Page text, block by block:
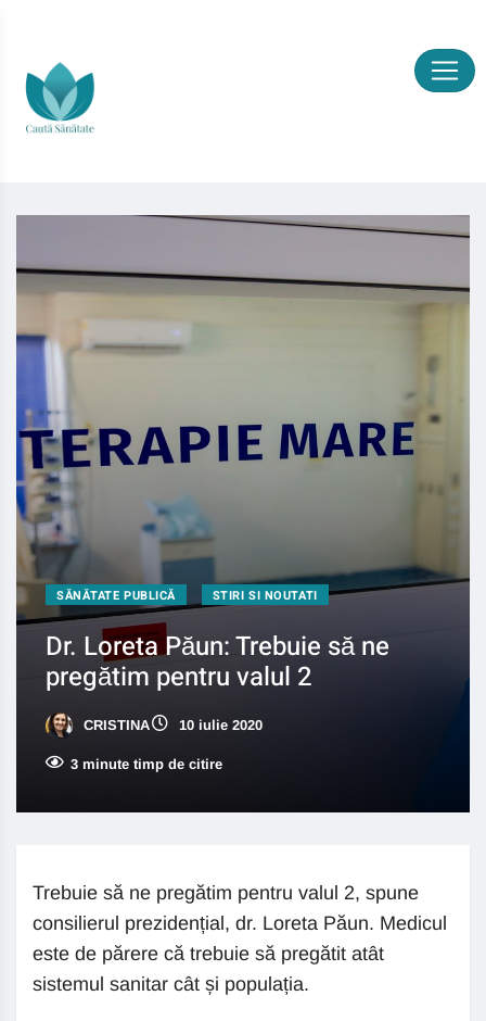
SĂNĂTATE PUBLICĂ STIRI SI NOUTATI
Dr. Loreta Păun: Trebuie să ne
pregătim pentru valul 2
CRISTINA 10 iulie 2020
3 minute timp de citire
Trebuie să ne pregătim pentru valul 2, spune
consilierul prezidențial, dr. Loreta Păun. Medicul
este de părere că trebuie să pregătit atât
sistemul sanitar cât și populația.